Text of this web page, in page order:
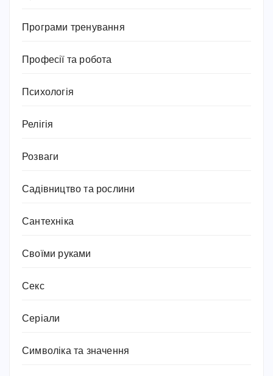
Програми тренування
Професії та робота
Психологія
Релігія
Розваги
Садівництво та рослини
Сантехніка
Своїми руками
Секс
Серіали
Символіка та значення